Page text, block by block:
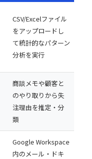
CSV/Excelファイル
をアップロードし
て統計的なパターン
分析を実行
商談メモや顧客と
のやり取りから失
注理由を推定・分
類
Google Workspace
内のメール・ドキ